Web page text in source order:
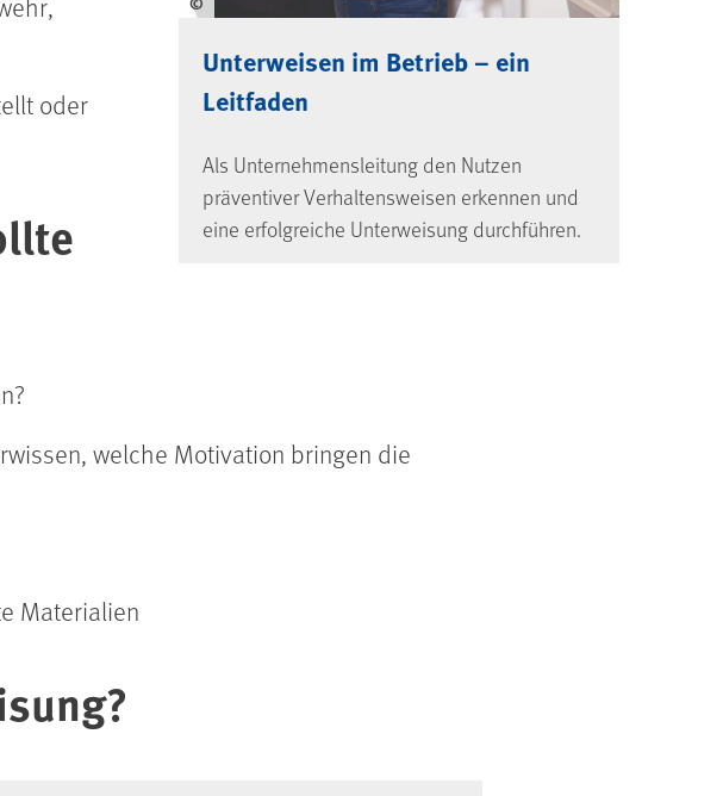
Unterweisen im Betrieb – ein
Leitfaden
Als Unternehmensleitung den Nutzen
präventiver Verhaltensweisen erkennen und
eine erfolgreiche Unterweisung durchführen.
oder
welche Motivation bringen die
Materialien